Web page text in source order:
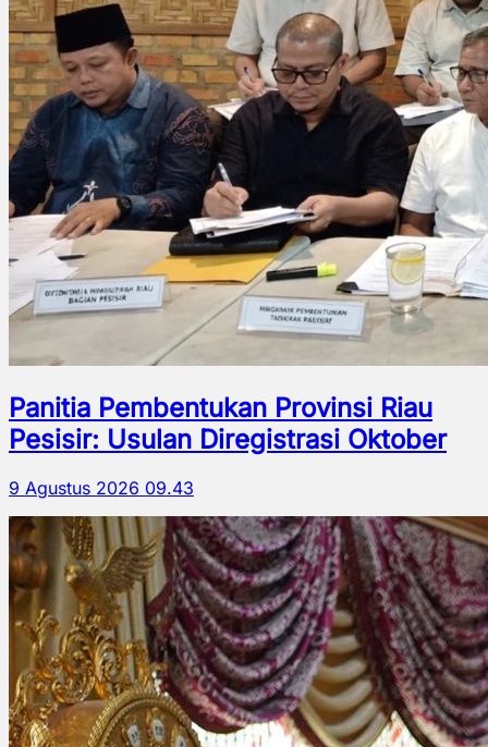
Panitia Pembentukan Provinsi Riau
Pesisir: Usulan Diregistrasi Oktober
9 Agustus 2026 09.43